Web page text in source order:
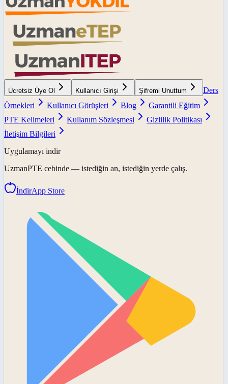
Ücretsiz Üye Ol Kullanıcı Girişi Şifremi Unuttum
Ders
Örnekleri
Kullanıcı Görüşleri Blog
Garantili Eğitim
PTE Kelimeleri
Kullanım Sözleşmesi
Gizlilik Politikası
İletişim Bilgileri
Uygulamayı indir
UzmanPTE cebinde — istediğin an, istediğin yerde çalış.
İndirApp Store